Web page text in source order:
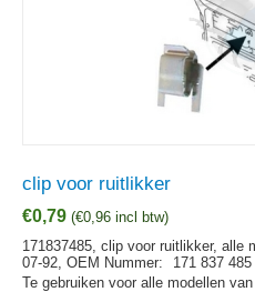
clip voor ruitlikker
€0,79 (€0,96 incl btw)
171837485, clip voor ruitlikker, alle
07-92, OEM Nummer:
171 837 485
Te gebruiken voor alle modellen